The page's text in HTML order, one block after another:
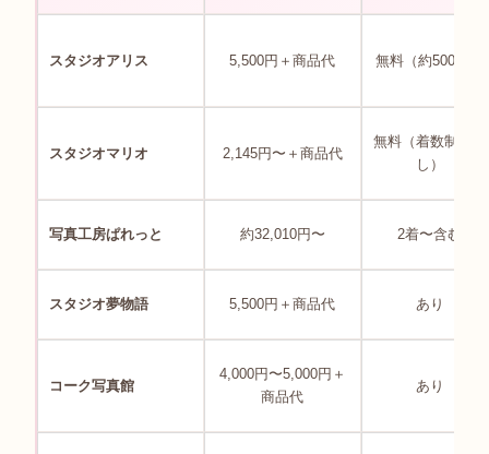
スタジオアリス 5,500円＋商品代 無料（約500着）
スタジオマリオ 2,145円〜＋商品代
無料（着数制限な
し）
写真工房ぱれっと 約32,010円〜 2着〜含む
スタジオ夢物語 5,500円＋商品代 あり
コーク写真館
4,000円〜5,000円＋
商品代
あり